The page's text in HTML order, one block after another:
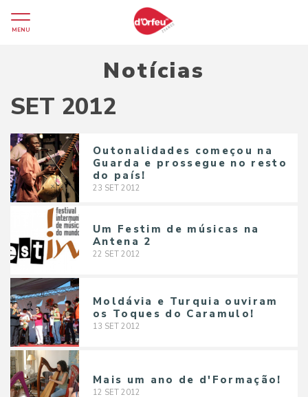
MENU
Notícias
SET 2012
Outonalidades começou na
Guarda e prossegue no resto
do país!
23 SET 2012
Um Festim de músicas na
Antena 2
22 SET 2012
Moldávia e Turquia ouviram
os Toques do Caramulo!
13 SET 2012
Mais um ano de d'Formação!
12 SET 2012